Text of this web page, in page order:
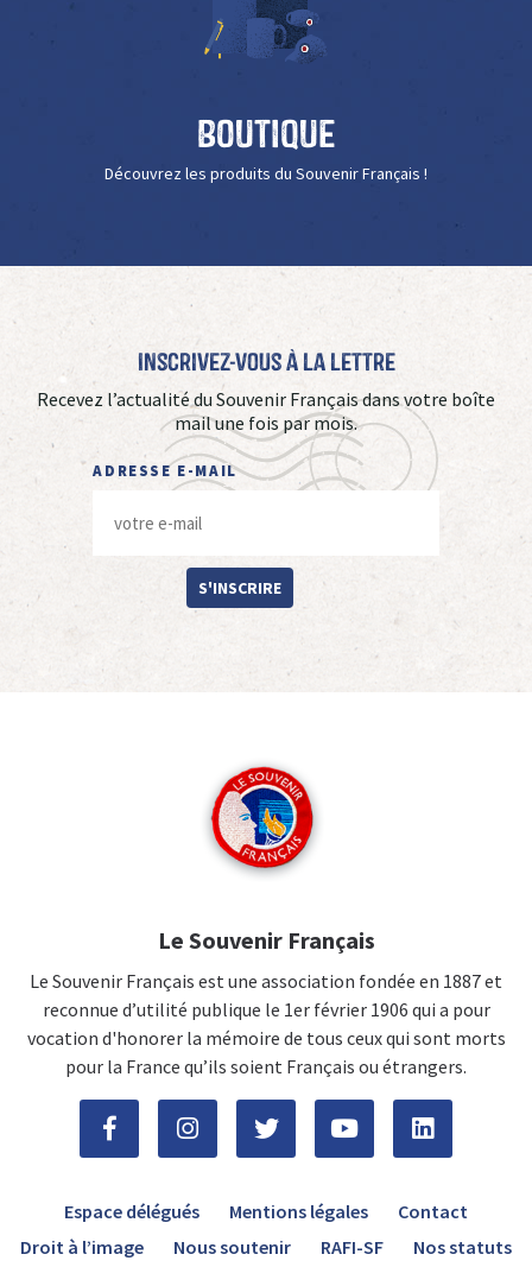
Boutique
Découvrez les produits du Souvenir Français !
Inscrivez-vous à La Lettre
Recevez l’actualité du Souvenir Français dans votre boîte
mail une fois par mois.
ADRESSE E-MAIL
S'INSCRIRE
Le Souvenir Français
Le Souvenir Français est une association fondée en 1887 et
reconnue d’utilité publique le 1er février 1906 qui a pour
vocation d'honorer la mémoire de tous ceux qui sont morts
pour la France qu’ils soient Français ou étrangers.
Espace délégués Mentions légales
Contact
Droit à l’image
Nous soutenir RAFI-SF Nos statuts